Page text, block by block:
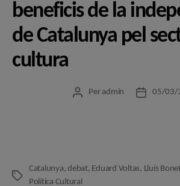
beneficis de la
de Catalunya pel
cultura
Autor
Per admin
Data05/03/
Etiquetes
Catalunya,debat, Eduard Voltas, Lluís
Política Cultural